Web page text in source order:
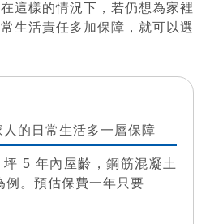
這樣的情況下，若仍想為家裡
生活責任多加保障，就可以選
的日常生活多一層保障
5 年內屋齡，鋼筋混凝土
例。預估保費一年只要